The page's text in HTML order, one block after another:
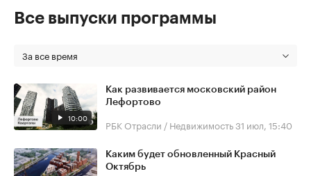
Все выпуски программы
За все время
10:00
Как развивается московский район
Лефортово
РБК Отрасли / Недвижимость31 июл, 15:40
Каким будет обновленный Красный
Октябрь